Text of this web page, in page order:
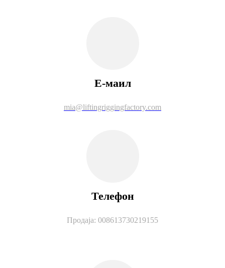
Е-маил
mia@liftingriggingfactory.com
Телефон
Продаја: 008613730219155